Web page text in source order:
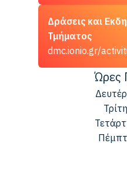
Δράσεις και
Τμήματος
dmc.ionio.gr/
Ώρες